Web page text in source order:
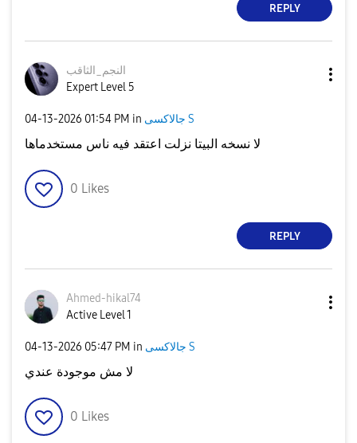
REPLY
النجم_الثاقب
Expert Level 5
‎04-13-2026 01:54 PM in جالاكسى S
لا نسخه البيتا نزلت اعتقد فيه ناس مستخدماها
0 Likes
REPLY
Ahmed-hikal74
Active Level 1
‎04-13-2026 05:47 PM in جالاكسى S
لا مش موجودة عندي
0 Likes